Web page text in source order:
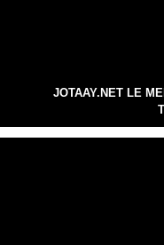
JOTAAY.NET LE